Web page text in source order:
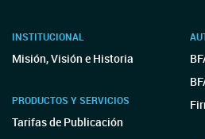
INSTITUCIONAL
Misión, Visión e Historia
PRODUCTOS Y SERVICIOS
Tarifas de Publicación